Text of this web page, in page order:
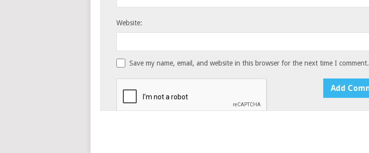
Website:
Save my name, email, and website in this browser for the next time I comment.